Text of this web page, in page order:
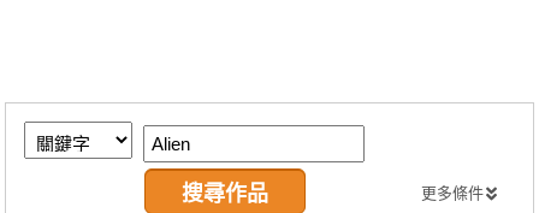
繪圖藝廊
交流中心
攤位轉讓區 更多條件